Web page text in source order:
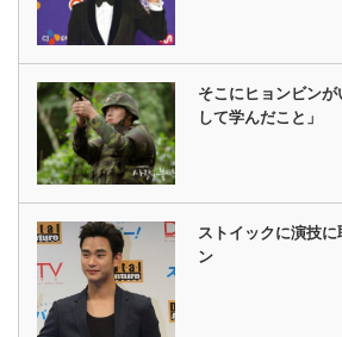
そこにヒョンビン
して学んだこと」
ストイックに演技
ン